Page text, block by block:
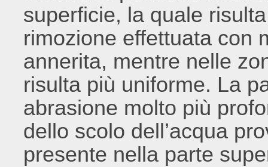
superficie, la quale
rimozione effettuata con
annerita, mentre nelle
risulta più uniforme. La
abrasione molto più
dello scolo dell’acqua
presente nella parte